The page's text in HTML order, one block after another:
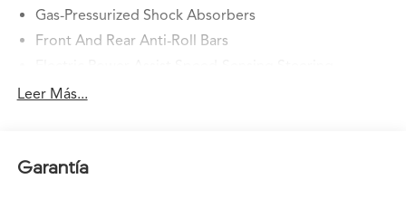
Gas-Pressurized Shock Absorbers
Front And Rear Anti-Roll Bars
14 Gal. Fuel Tank
Permanent Locking Hubs
Leer Más...
Garantía